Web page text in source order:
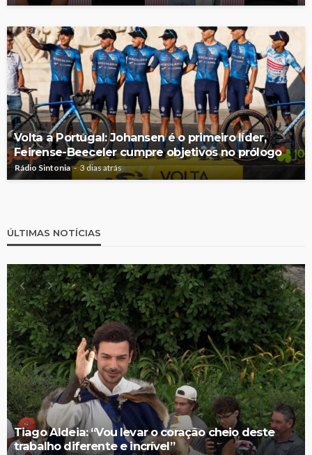
Volta a Portugal: Johansen é o primeiro líder,
Feirense-Beeceler cumpre objetivos no prólogo
Rádio Sintonia 3 dias atrás
ÚLTIMAS NOTÍCIAS
Tiago Aldeia: “Vou levar o coração cheio deste
trabalho diferente e incrível”